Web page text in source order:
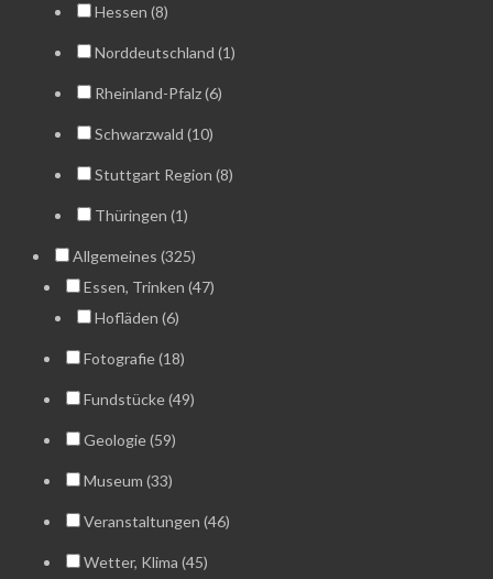
Hessen (8)
Norddeutschland (1)
Rheinland-Pfalz (6)
Schwarzwald (10)
Stuttgart Region (8)
Thüringen (1)
Allgemeines (325)
Essen, Trinken (47)
Hofläden (6)
Fotografie (18)
Fundstücke (49)
Geologie (59)
Museum (33)
Veranstaltungen (46)
Wetter, Klima (45)